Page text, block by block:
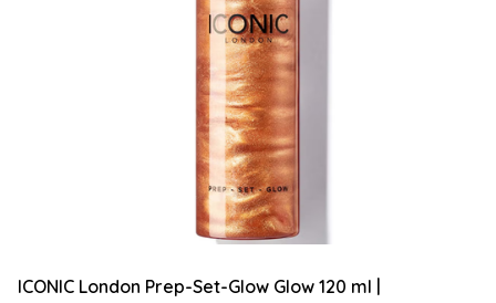
ICONIC London Prep-Set-Glow Glow 120 ml |